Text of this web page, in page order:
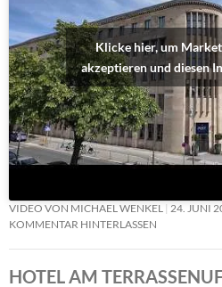
Klicke hier, um
akzeptieren und diesen
VIDEO VON MICHAEL WENKEL 24. JUNI
KOMMENTAR HINTERLASSEN
HOTEL AM